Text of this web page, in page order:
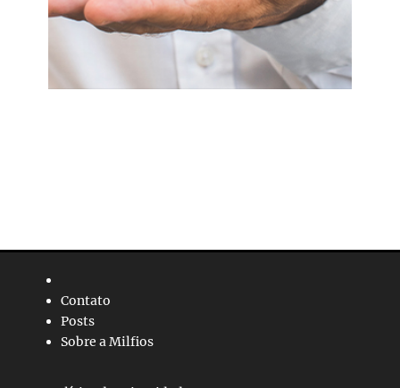
Contato
Posts
Sobre a Milfios